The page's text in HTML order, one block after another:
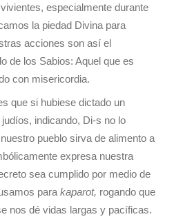
especialmente durante
la piedad Divina para
acciones son así el
de los Sabios: Aquel que es
con misericordia.
que si hubiese dictado un
indicando, Di-s no lo
pueblo sirva de alimento a
expresa nuestra
sea cumplido por medio de
para kaparot, rogando que
nos dé vidas largas y pacíficas.